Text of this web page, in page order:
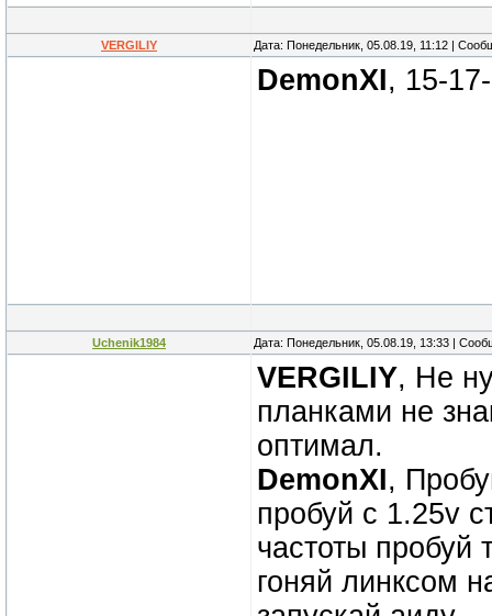
VERGILIY Дата: Понедельник, 05.08.19, 11:12 |
DemonXI, 15-
Uchenik1984 Дата: Понедельник, 05.08.19, 13:33 |
VERGILIY, Не
планками не
оптимал.
DemonXI,
пробуй с 1.25v
частоты пробуй
гоняй линксом